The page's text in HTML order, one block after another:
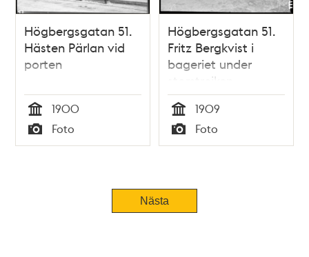
Högbergsgatan 51.
Hästen Pärlan vid
porten
Tid
1900
Typ
Foto
Högbergsgatan 51.
Fritz Bergkvist i
bageriet under
storstrejken
Tid
1909
Typ
Foto
Nästa